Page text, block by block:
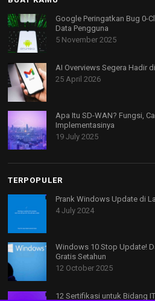
Google Peringatkan Bug 0-
Data Pengguna
5 November 2025
AI Overviews Segera Hadir
25 April 2026
Apa Itu SD-WAN? Fungsi,
Implementasinya
19 July 2025
TERPOPULER
Prank Windows Update di
4 July 2024
Windows 10 Stop Update!
Gratis Setahun
12 October 2025
12 Sertifikasi untuk Bidang